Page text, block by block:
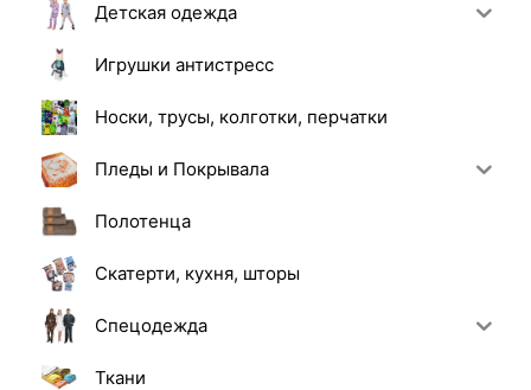
Детская одежда
Игрушки антистресс
Носки, трусы, колготки, перчатки
Пледы и Покрывала
Полотенца
Скатерти, кухня, шторы
Спецодежда
Ткани